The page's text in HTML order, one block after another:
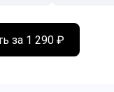
за 1 290 ₽